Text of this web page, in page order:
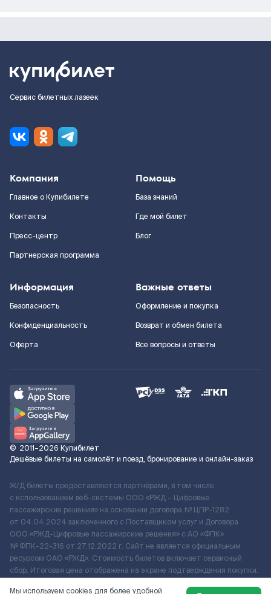
Сервис билетных лазеек
Компания
Главное о Купибилете
Контакты
Пресс-центр
Партнерская программа
Помощь
База знаний
Где мой билет
Блог
Информация
Безопасность
Конфиденциальность
Оферта
Важные ответы
Оформление и покупка
Возврат и обмен билета
Все вопросы и ответы
© 2011–2026 Купибилет
Дешёвые билеты на самолёт и поезд, бронирование и онлайн-заказ
Ж/Д билеты предоставляются партнёрами, в том числе
с использованием веб-системы ООО «РЖД – Цифровые
пассажирские решения» на основании договора № ЦПР-1282
от 04.04.2024 заключенного с Поставщиком услуг и Договора
ООО «РЖД-Цифровые пассажирские решения» c АО «ФПК»
№ ФПК-22-316 от 27.12.2022 г. Сайт не является официальным
ресурсом ОАО «РЖД». Стоимость билетов включает сервисный
сбор. Итоговая цена отображена на экране подтверждения покупки.
Мы используем cookies для более удобной